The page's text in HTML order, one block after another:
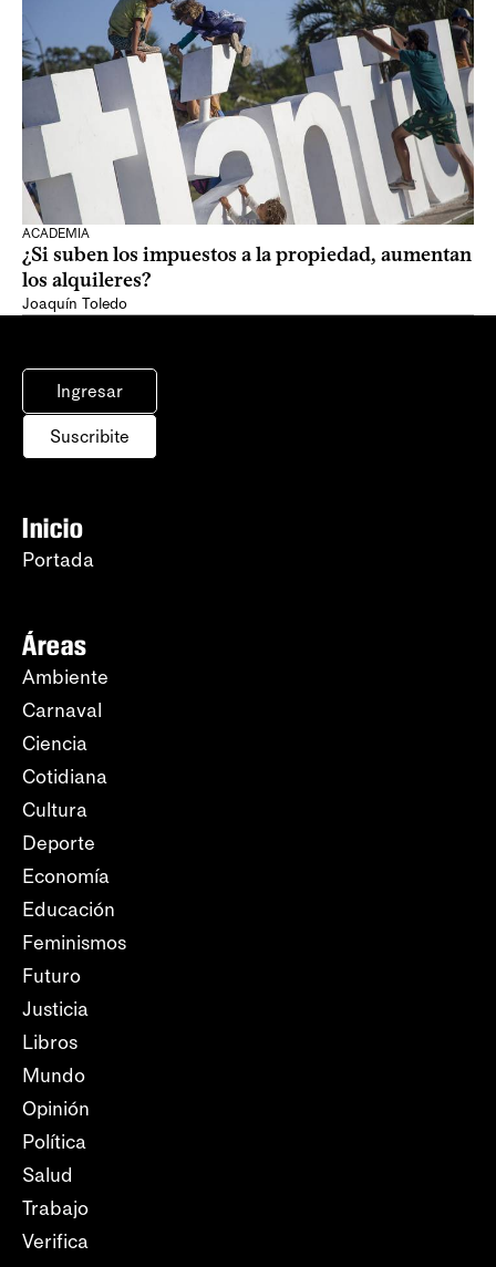
ACADEMIA
¿Si suben los impuestos a la propiedad, aumentan
los alquileres?
Joaquín Toledo
Ingresar
Suscribite
Inicio
Portada
Áreas
Ambiente
Carnaval
Ciencia
Cotidiana
Cultura
Deporte
Economía
Educación
Feminismos
Futuro
Justicia
Libros
Mundo
Opinión
Política
Salud
Trabajo
Verifica